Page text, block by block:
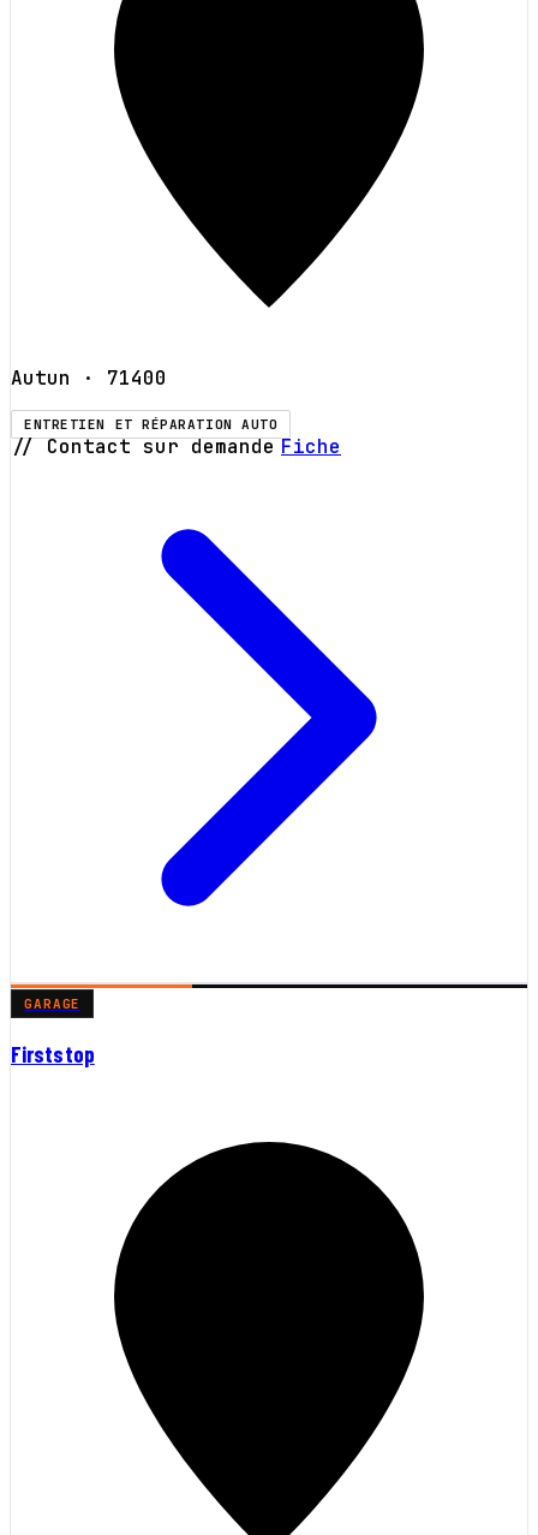
Autun · 71400
ENTRETIEN ET RÉPARATION AUTO
// Contact sur demande Fiche
GARAGE
Firststop